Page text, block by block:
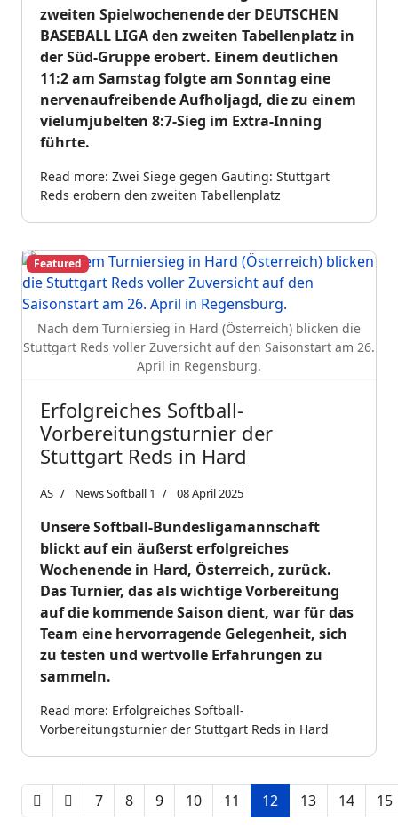
zweiten Spielwochenende der DEUTSCHEN
BASEBALL LIGA den zweiten Tabellenplatz in
der Süd-Gruppe erobert. Einem deutlichen
11:2 am Samstag folgte am Sonntag eine
nervenaufreibende Aufholjagd, die zu einem
vielumjubelten 8:7-Sieg im Extra-Inning
führte.
Read more: Zwei Siege gegen Gauting: Stuttgart
Reds erobern den zweiten Tabellenplatz
Nach dem Turniersieg in Hard (Österreich) blicken die
Stuttgart Reds voller Zuversicht auf den Saisonstart am 26.
April in Regensburg.
Featured
Erfolgreiches Softball-
Vorbereitungsturnier der
Stuttgart Reds in Hard
AS News Softball 1 08 April 2025
Unsere Softball-Bundesligamannschaft
blickt auf ein äußerst erfolgreiches
Wochenende in Hard, Österreich, zurück.
Das Turnier, das als wichtige Vorbereitung
auf die kommende Saison dient, war für das
Team eine hervorragende Gelegenheit, sich
zu testen und wertvolle Erfahrungen zu
sammeln.
Read more: Erfolgreiches Softball-
Vorbereitungsturnier der Stuttgart Reds in Hard
7 8 9 10 11 12 13 14 15